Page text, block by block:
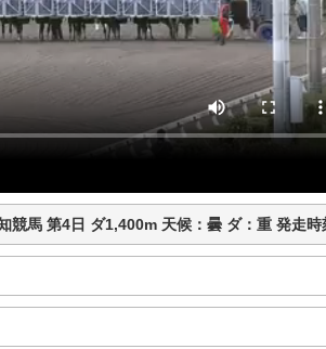
競馬 第4日 ダ1,400m 天候：曇 ダ：重 発